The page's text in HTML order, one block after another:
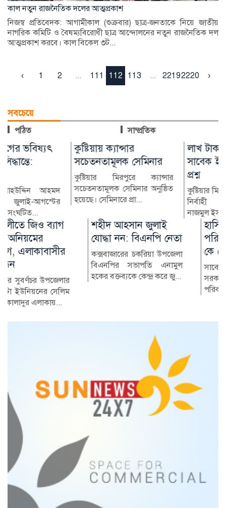
কাল নতুন রাজনৈতিক দলের আত্মপ্রকাশ
নিজস্ব প্রতিবেদক: আগামীকাল (শুক্রবার) ছাত্র-জনতাকে নিয়ে জাতীয়
নাগরিক কমিটি ও বৈষম্যবিরোধী ছাত্র আন্দোলনের নতুন রাজনৈতিক দল
আত্মপ্রকাশ করবে। কাল বিকেল ৩ট...
‹ 1 2 ... 111 112 113 ... 22192220 ›
সবচেয়ে
পঠিত সাম্প্রতিক
কুষ্টিয়ায় ক্যান্সার
সচেতনতামূলক সেমিনার
কুষ্টিয়ার মিরপুরে ক্যান্সার
সচেতনতামূলক সেমিনার অনুষ্ঠিত
হয়েছে। সেমিনারে প্রা...
লাখ টাকার ফল-নাস্তা নিয়ে
সাবেক ইউএনওকে ঘিরে
প্রশ্ন
কুষ্টিয়ার মিরপুর উপজেলার সাবেক
নির্বাহী কর্মকর্তা (ইউএনও)
নাজমুল ইসলামের বিরু...
শহীদ আহসান জুলাই
যোদ্ধা নন: বিএনপি নেতা
কক্সবাজারের চকরিয়া উপজেলা
বিএনপির সভাপতি এনামুল
হকের বক্তব্যকে কেন্দ্র করে জু...
হাসিনা দিল্লিতে,
পরিবারের অন্য সদস্যরা
কে কোথায়?
সাবেক প্রধানমন্ত্রী শেখ হাসিনার
সরকারের পতনের পর তাঁর